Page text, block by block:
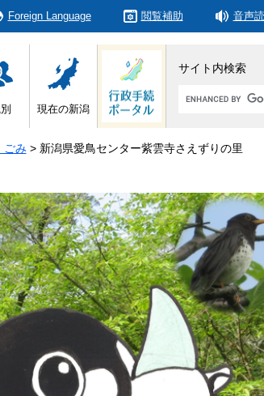
Foreign Language 閲覧補助 音声
現在の新潟
サイト内検索
Google
タ
ム
索
ごみ > 新潟県愛鳥センター紫雲寺さえずりの里